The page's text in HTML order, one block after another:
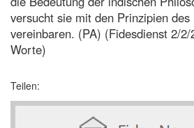
versucht sie mit den Prinzipien des
vereinbaren. (PA) (Fidesdienst 2/
Worte)
Teilen: